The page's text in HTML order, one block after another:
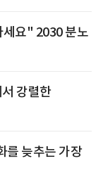
세요" 2030 분노
강렬한
를 늦추는 가장